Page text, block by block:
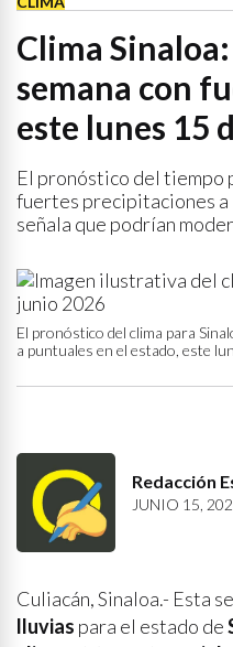
Clima
semana con
este lunes 15
El pronóstico del tiempo
fuertes precipitaciones a
señala que podrían
El pronóstico del clima para
a puntuales en el estado, este
Redacción
JUNIO 15,
Culiacán, Sinaloa.- Esta
lluvias para el estado de